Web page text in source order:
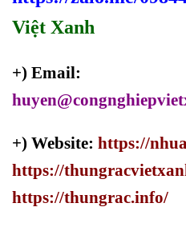
Việt Xanh
+) Email:
+) Website: https://
https://
https://thungrac.info/